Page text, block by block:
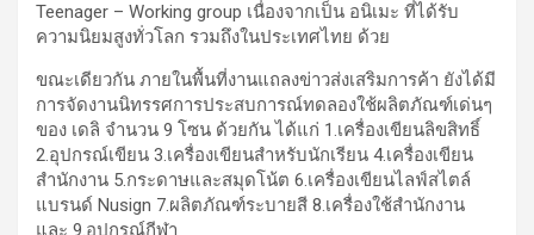
Teenager – Working group เนื่องจากเป็น อนิเมะ ที่ได้รับ
ความนิยมสูงทั่วโลก รวมถึงในประเทศไทย ด้วย
ขณะเดียวกัน ภายในพื้นที่งานแถลงข่าวส่งเสริมการค้า ยังได้มี
การจัดงานนิทรรศการประสบการณ์ทดลองใช้ผลิตภัณฑ์เด่นๆ
ของ เดลิ จำนวน 9 โซน ด้วยกัน ได้แก่ 1.เครื่องเขียนลิขสิทธิ์
2.อุปกรณ์เขียน 3.เครื่องเขียนสำหรับนักเรียน 4.เครื่องเขียน
สำนักงาน 5.กระดาษและสมุดโน้ต 6.เครื่องเขียนไลฟ์สไตล์
แบรนด์ Nusign 7.ผลิตภัณฑ์ระบายสี 8.เครื่องใช้สำนักงาน
และ 9.อุปกรณ์กีฬา